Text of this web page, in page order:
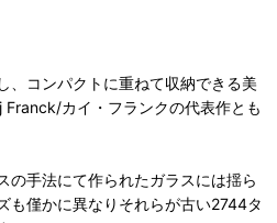
、コンパクトに重ねて収納できる美
Franck/カイ・フランクの代表作とも
の手法にて作られたガラスには揺ら
も僅かに異なりそれらが古い2744タ